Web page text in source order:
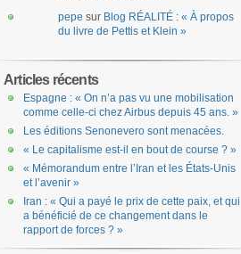
pepe sur Blog RÉALITÉ : « À propos
du livre de Pettis et Klein »
Articles récents
Espagne : « On n’a pas vu une mobilisation
comme celle-ci chez Airbus depuis 45 ans. »
Les éditions Senonevero sont menacées.
« Le capitalisme est-il en bout de course ? »
« Mémorandum entre l’Iran et les États-Unis
et l’avenir »
Iran : « Qui a payé le prix de cette paix, et qui
a bénéficié de ce changement dans le
rapport de forces ? »